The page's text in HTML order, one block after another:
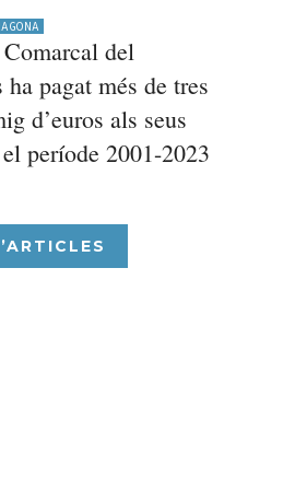
del
ha pagat més de tres
d’euros als seus
període 2001-2023